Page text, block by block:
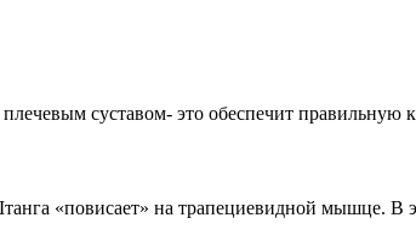
суставом- это обеспечит правильную
«повисает» на трапециевидной мышце.